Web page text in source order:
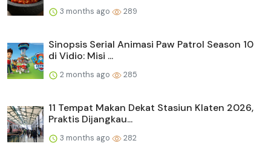
3 months ago 289
Sinopsis Serial Animasi Paw Patrol Season 10
di Vidio: Misi ...
2 months ago 285
11 Tempat Makan Dekat Stasiun Klaten 2026,
Praktis Dijangkau...
3 months ago 282